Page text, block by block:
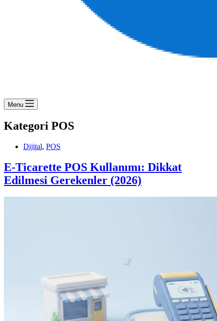
Menu
Kategori POS
Dijital, POS
E-Ticarette POS Kullanımı: Dikkat
Edilmesi Gerekenler (2026)